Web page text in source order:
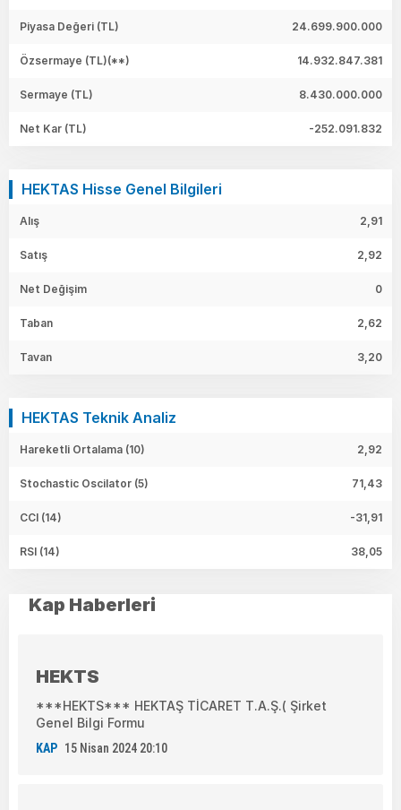
Piyasa Değeri (TL) 24.699.900.000
Özsermaye (TL)(**) 14.932.847.381
Sermaye (TL) 8.430.000.000
Net Kar (TL) -252.091.832
HEKTAS Hisse Genel Bilgileri
Alış 2,91
Satış 2,92
Net Değişim 0
Taban 2,62
Tavan 3,20
HEKTAS Teknik Analiz
Hareketli Ortalama (10) 2,92
Stochastic Oscilator (5) 71,43
CCI (14) -31,91
RSI (14) 38,05
Kap Haberleri
HEKTS
***HEKTS*** HEKTAŞ TİCARET T.A.Ş.( Şirket
Genel Bilgi Formu
KAP 15 Nisan 2024 20:10